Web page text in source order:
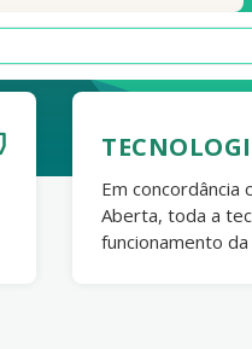
Em concordância
Aberta, toda a
funcionamento